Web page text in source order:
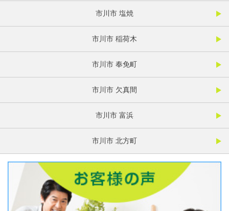
市川市 塩焼
市川市 稲荷木
市川市 奉免町
市川市 欠真間
市川市 富浜
市川市 北方町